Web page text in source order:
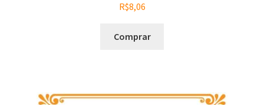
R$8,06
Comprar